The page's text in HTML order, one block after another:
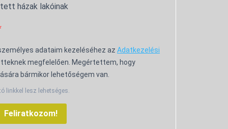
házak lakóinak
adataim kezeléséhez az Adatkezelési
megfelelően. Megértettem, hogy
bármikor lehetőségem van.
linkkel lesz lehetséges.
Feliratkozom!